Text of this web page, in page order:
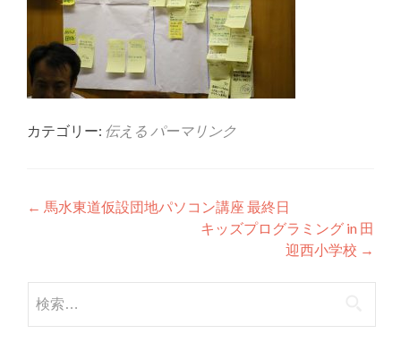
カテゴリー: 伝える パーマリンク
投稿ナビゲーション
← 馬水東道仮設団地パソコン講座 最終日
キッズプログラミング in 田
迎西小学校 →
検索: